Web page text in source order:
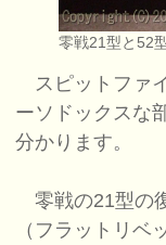
零戦21型と52
スピットファ
ーソドックスな
分かります。
零戦の21型の
（フラットリ